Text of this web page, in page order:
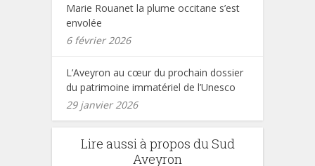
Marie Rouanet la plume occitane s’est
envolée
6 février 2026
L’Aveyron au cœur du prochain dossier
du patrimoine immatériel de l’Unesco
29 janvier 2026
Lire aussi à propos du Sud
Aveyron